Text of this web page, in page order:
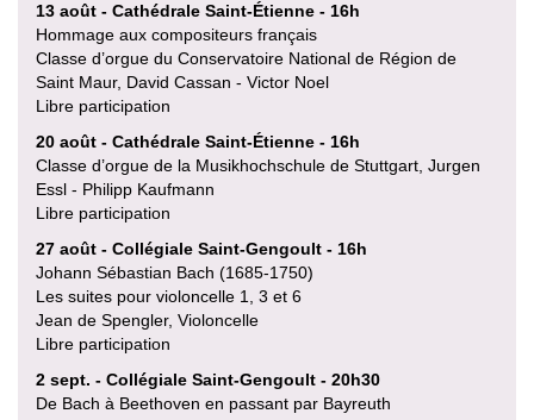
13 août - Cathédrale Saint-Étienne - 16h
Hommage aux compositeurs français
Classe d’orgue du Conservatoire National de Région de
Saint Maur, David Cassan - Victor Noel
Libre participation
20 août - Cathédrale Saint-Étienne - 16h
Classe d’orgue de la Musikhochschule de Stuttgart, Jurgen
Essl - Philipp Kaufmann
Libre participation
27 août - Collégiale Saint-Gengoult - 16h
Johann Sébastian Bach (1685-1750)
Les suites pour violoncelle 1, 3 et 6
Jean de Spengler, Violoncelle
Libre participation
2 sept. - Collégiale Saint-Gengoult - 20h30
De Bach à Beethoven en passant par Bayreuth